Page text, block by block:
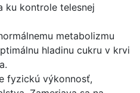
ku kontrole telesnej
metabolizmu
hladinu cukru v krvi
fyzickú výkonnosť,